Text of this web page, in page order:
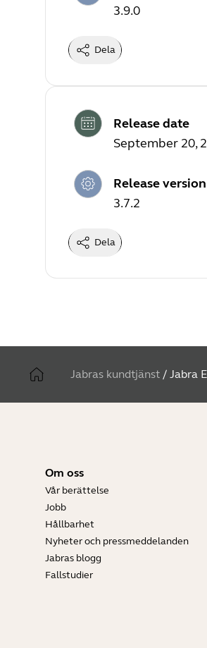
3.9.0
Dela
Release date
September 20,
Release version
3.7.2
Dela
Jabras kundtjänst / Jabra
Om oss
Vår berättelse
Jobb
Hållbarhet
Nyheter och pressmeddelanden
Jabras blogg
Fallstudier